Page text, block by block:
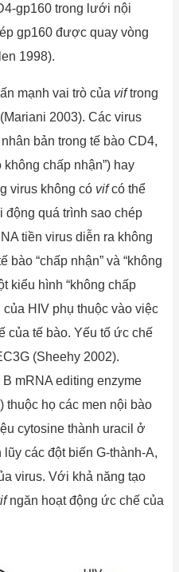
gp160 trong lưới nội
gp160 được quay vòng
1998).
mạnh vai trò của viftrong
2003). Các virus
bản trong tế bào CD4,
không chấp nhận”) hay
virus không có vifcó thể
động quá trình sao chép
tiền virus diễn ra không
bào “chấp nhận” và “không
kiểu hình “không chấp
HIV phụ thuộc vào việc
của tế bào. Yếu tố ức chế
(Sheehy 2002).
mRNA editing enzyme
thuộc họ các men nội bào
cytosine thành uracil ở
các đột biến G-thành-A,
virus. Với khả năng tạo
ngăn hoạt động ức chế của